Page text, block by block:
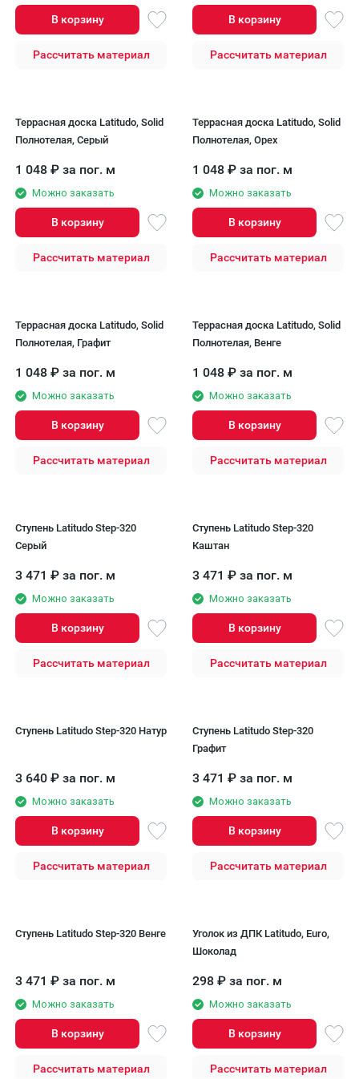
В корзину
Рассчитать материал
В корзину
Рассчитать материал
Террасная доска Latitudo, Solid
Полнотелая, Серый
1 048 ₽ за пог. м
Можно заказать
В корзину
Рассчитать материал
Террасная доска Latitudo, Solid
Полнотелая, Орех
1 048 ₽ за пог. м
Можно заказать
В корзину
Рассчитать материал
Террасная доска Latitudo, Solid
Полнотелая, Графит
1 048 ₽ за пог. м
Можно заказать
В корзину
Рассчитать материал
Террасная доска Latitudo, Solid
Полнотелая, Венге
1 048 ₽ за пог. м
Можно заказать
В корзину
Рассчитать материал
Ступень Latitudo Step-320
Серый
3 471 ₽ за пог. м
Можно заказать
В корзину
Рассчитать материал
Ступень Latitudo Step-320
Каштан
3 471 ₽ за пог. м
Можно заказать
В корзину
Рассчитать материал
Ступень Latitudo Step-320 Натур
3 640 ₽ за пог. м
Можно заказать
В корзину
Рассчитать материал
Ступень Latitudo Step-320
Графит
3 471 ₽ за пог. м
Можно заказать
В корзину
Рассчитать материал
Ступень Latitudo Step-320 Венге
3 471 ₽ за пог. м
Можно заказать
В корзину
Рассчитать материал
Уголок из ДПК Latitudo, Euro,
Шоколад
298 ₽ за пог. м
Можно заказать
В корзину
Рассчитать материал